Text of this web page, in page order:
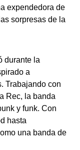
expendedora de
sorpresas de la
durante la
a
Trabajando con
Rec, la banda
y funk. Con
hasta
una banda de